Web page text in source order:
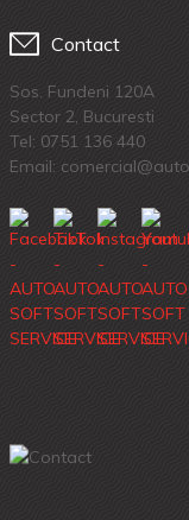
Contact
Sos. Fundeni 120A
Sector 2, Bucuresti
Tel: 0751 136 440
Email: